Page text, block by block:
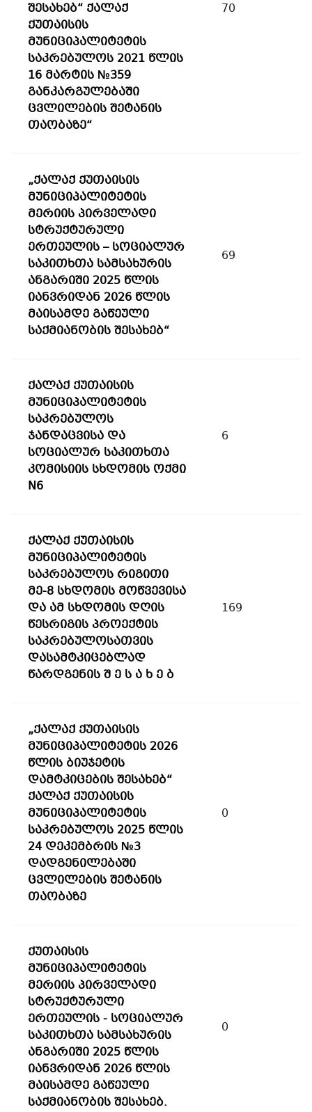
შესახებ“ ქალაქ
ქუთაისის
მუნიციპალიტეტის
საკრებულოს 2021 წლის
16 მარტის №359
განკარგულებაში
ცვლილების შეტანის
თაობაზე“
70
„ქალაქ ქუთაისის
მუნიციპალიტეტის
მერიის პირველადი
სტრუქტურული
ერთეულის – სოციალურ
საკითხთა სამსახურის
ანგარიში 2025 წლის
იანვრიდან 2026 წლის
მაისამდე გაწეული
საქმიანობის შესახებ“
69
ქალაქ ქუთაისის
მუნიციპალიტეტის
საკრებულოს
ჯანდაცვისა და
სოციალურ საკითხთა
კომისიის სხდომის ოქმი
N6
6
ქალაქ ქუთაისის
მუნიციპალიტეტის
საკრებულოს რიგითი
მე-8 სხდომის მოწვევისა
და ამ სხდომის დღის
წესრიგის პროექტის
საკრებულოსათვის
დასამტკიცებლად
წარდგენის შ ე ს ა ხ ე ბ
169
„ქალაქ ქუთაისის
მუნიციპალიტეტის 2026
წლის ბიუჯეტის
დამტკიცების შესახებ“
ქალაქ ქუთაისის
მუნიციპალიტეტის
საკრებულოს 2025 წლის
24 დეკემბრის №3
დადგენილებაში
ცვლილების შეტანის
თაობაზე
0
ქუთაისის
მუნიციპალიტეტის
მერიის პირველადი
სტრუქტურული
ერთეულის - სოციალურ
საკითხთა სამსახურის
ანგარიში 2025 წლის
იანვრიდან 2026 წლის
მაისამდე გაწეული
საქმიანობის შესახებ.
0